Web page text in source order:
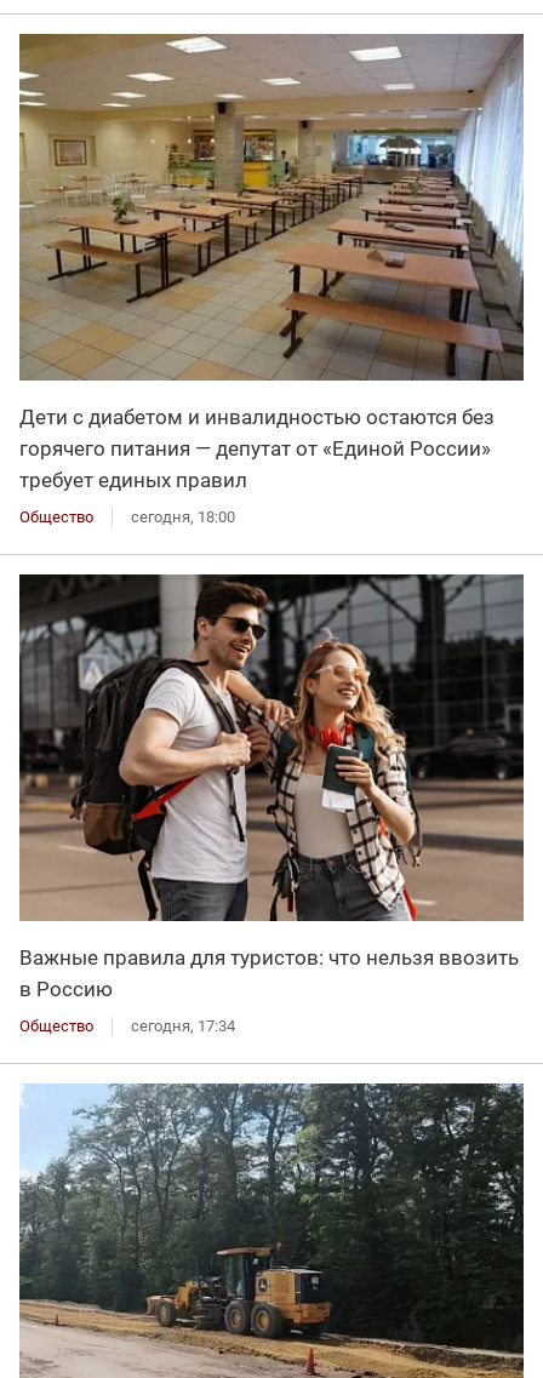
Дети с диабетом и инвалидностью остаются без
горячего питания — депутат от «Единой России»
требует единых правил
Общество сегодня, 18:00
Важные правила для туристов: что нельзя ввозить
в Россию
Общество сегодня, 17:34